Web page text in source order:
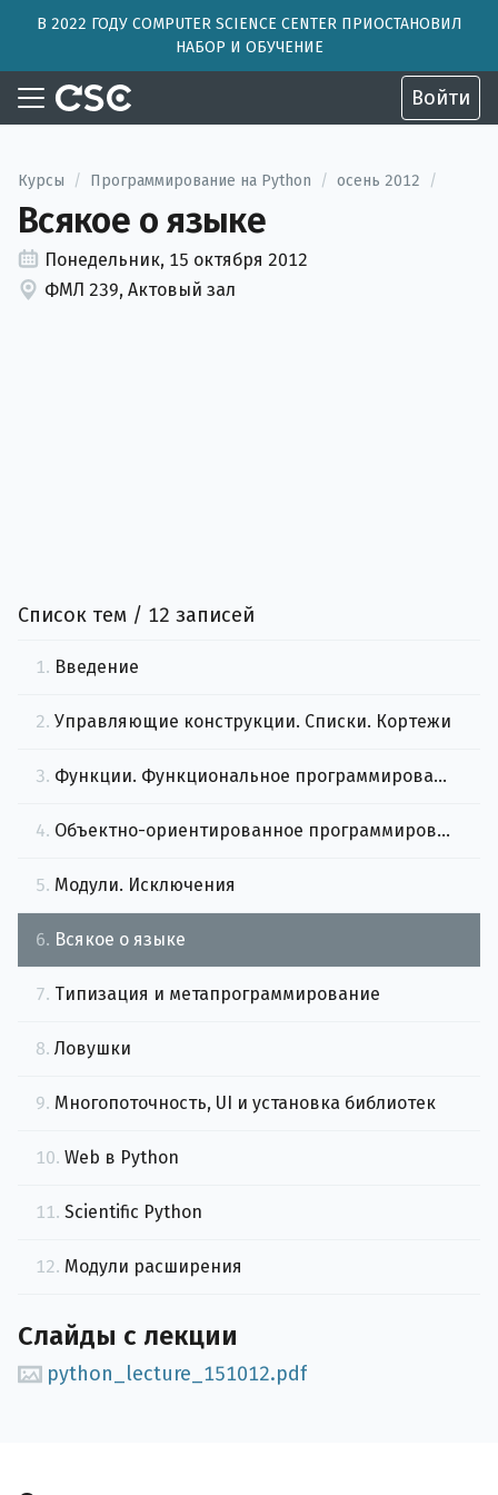
В 2022 ГОДУ COMPUTER SCIENCE CENTER ПРИОСТАНОВИЛ
НАБОР И ОБУЧЕНИЕ
Войти
Курсы / Программирование на Python / осень 2012 /
Всякое о языке
Понедельник, 15 октября 2012
ФМЛ 239, Актовый зал
Список тем / 12 записей
1. Введение
2. Управляющие конструкции. Списки. Кортежи
3. Функции. Функциональное программирование
4. Объектно-ориентированное программирование. Классы
5. Модули. Исключения
6. Всякое о языке
7. Типизация и метапрограммирование
8. Ловушки
9. Многопоточность, UI и установка библиотек
10. Web в Python
11. Scientific Python
12. Модули расширения
Слайды с лекции
python_lecture_151012.pdf